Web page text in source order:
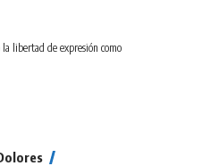
libertad de expresión como